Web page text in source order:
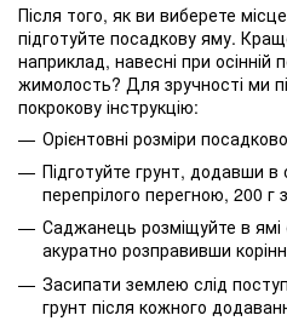
Після того, як ви виберете
підготуйте посадкову яму.
наприклад, навесні при осінній
жимолость? Для зручності ми
покрокову інструкцію:
Орієнтовні розміри
Підготуйте грунт, додавши
перепрілого перегною, 200 г
Саджанець розміщуйте в ямі
акуратно розправивши
Засипати землею слід
грунт після кожного